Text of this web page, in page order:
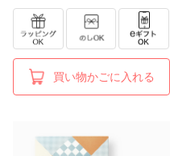
買い物かごに入れる